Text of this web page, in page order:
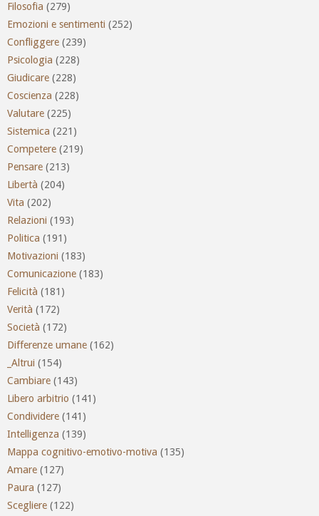
Filosofia (279)
Emozioni e sentimenti (252)
Confliggere (239)
Psicologia (228)
Giudicare (228)
Coscienza (228)
Valutare (225)
Sistemica (221)
Competere (219)
Pensare (213)
Libertà (204)
Vita (202)
Relazioni (193)
Politica (191)
Motivazioni (183)
Comunicazione (183)
Felicità (181)
Verità (172)
Società (172)
Differenze umane (162)
_Altrui (154)
Cambiare (143)
Libero arbitrio (141)
Condividere (141)
Intelligenza (139)
Mappa cognitivo-emotivo-motiva (135)
Amare (127)
Paura (127)
Scegliere (122)